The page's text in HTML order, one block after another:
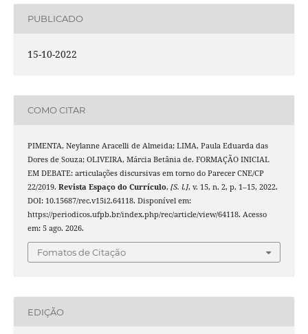
PUBLICADO
15-10-2022
COMO CITAR
PIMENTA, Neylanne Aracelli de Almeida; LIMA, Paula Eduarda das
Dores de Souza; OLIVEIRA, Márcia Betânia de. FORMAÇÃO INICIAL
EM DEBATE: articulações discursivas em torno do Parecer CNE/CP
22/2019. Revista Espaço do Currículo, [S. l.], v. 15, n. 2, p. 1–15, 2022.
DOI: 10.15687/rec.v15i2.64118. Disponível em:
https://periodicos.ufpb.br/index.php/rec/article/view/64118. Acesso
em: 5 ago. 2026.
Fomatos de Citação
EDIÇÃO